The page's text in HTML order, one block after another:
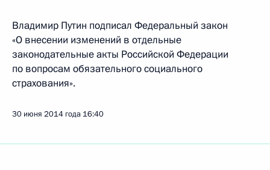
Владимир Путин подписал Федеральный закон
«О внесении изменений в отдельные
законодательные акты Российской Федерации
по вопросам обязательного социального
страхования».
30 июня 2014 года 16:40